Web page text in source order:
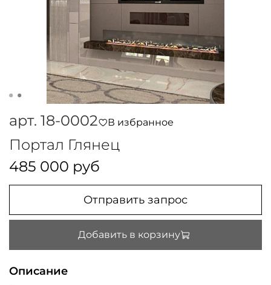
арт. 18-0002 В избранное
Портал Глянец
485 000 руб
Отправить запрос
Добавить в корзину
Описание